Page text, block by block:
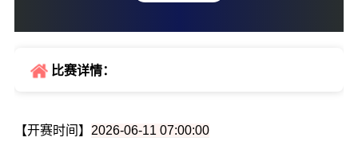
比赛详情：
【开赛时间】 2026-06-11 07:00:00